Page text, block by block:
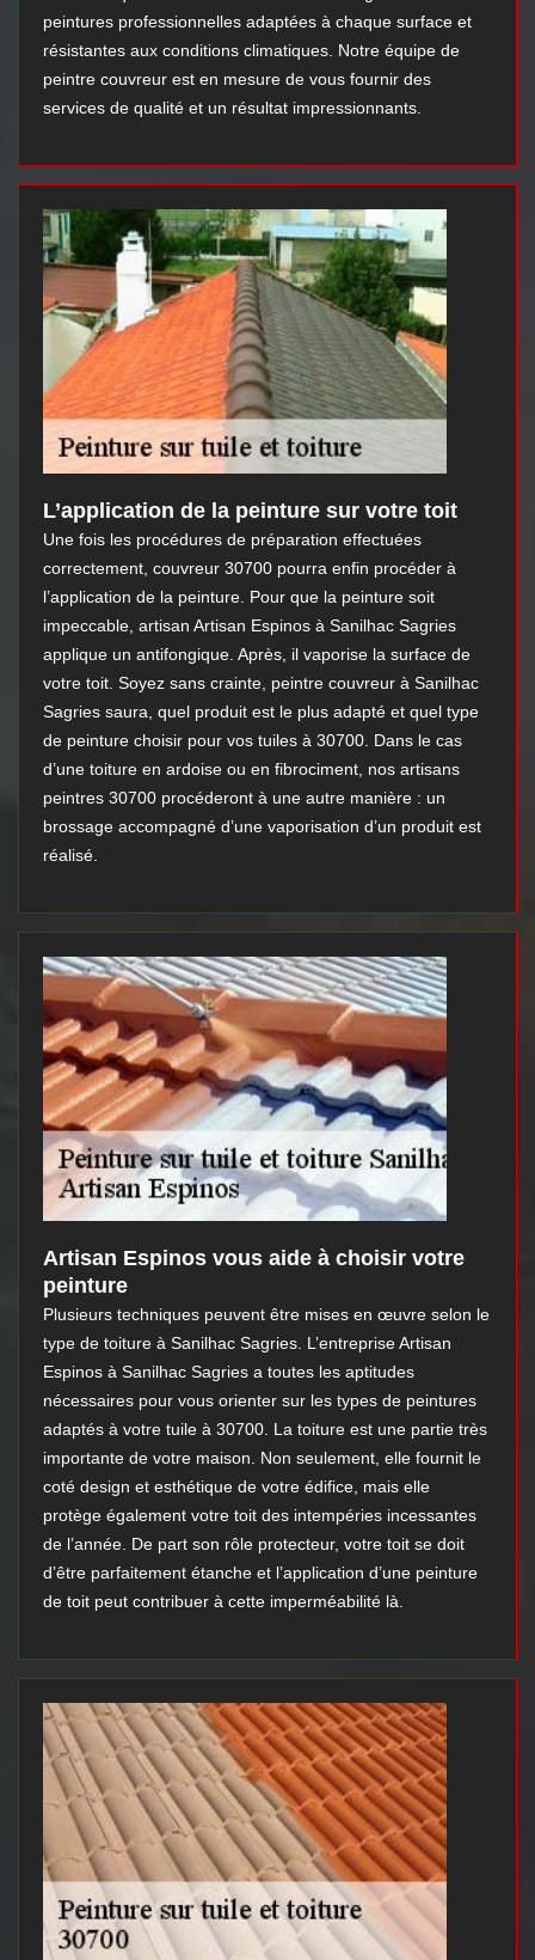
peintures professionnelles adaptées à chaque surface et
résistantes aux conditions climatiques. Notre équipe de
peintre couvreur est en mesure de vous fournir des
services de qualité et un résultat impressionnants.
L’application de la peinture sur votre toit
Une fois les procédures de préparation effectuées
correctement, couvreur 30700 pourra enfin procéder à
l’application de la peinture. Pour que la peinture soit
impeccable, artisan Artisan Espinos à Sanilhac Sagries
applique un antifongique. Après, il vaporise la surface de
votre toit. Soyez sans crainte, peintre couvreur à Sanilhac
Sagries saura, quel produit est le plus adapté et quel type
de peinture choisir pour vos tuiles à 30700. Dans le cas
d’une toiture en ardoise ou en fibrociment, nos artisans
peintres 30700 procéderont à une autre manière : un
brossage accompagné d’une vaporisation d’un produit est
réalisé.
Artisan Espinos vous aide à choisir votre
peinture
Plusieurs techniques peuvent être mises en œuvre selon le
type de toiture à Sanilhac Sagries. L’entreprise Artisan
Espinos à Sanilhac Sagries a toutes les aptitudes
nécessaires pour vous orienter sur les types de peintures
adaptés à votre tuile à 30700. La toiture est une partie très
importante de votre maison. Non seulement, elle fournit le
coté design et esthétique de votre édifice, mais elle
protège également votre toit des intempéries incessantes
de l’année. De part son rôle protecteur, votre toit se doit
d’être parfaitement étanche et l’application d’une peinture
de toit peut contribuer à cette imperméabilité là.